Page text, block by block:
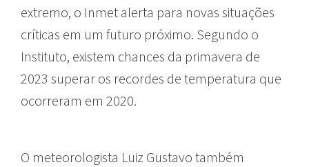
extremo, o Inmet alerta para novas situações
críticas em um futuro próximo. Segundo o
Instituto, existem chances da primavera de
2023 superar os recordes de temperatura que
ocorreram em 2020.
O meteorologista Luiz Gustavo também